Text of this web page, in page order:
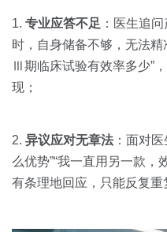
1. 专业应答不足 ：医生追
时，自身储备不够，无法
Ⅲ期临床试验有效率多少”
现；
2. 异议应对无章法 ：面对
么优势”“我一直用另一款，
有条理地回应，只能反复重